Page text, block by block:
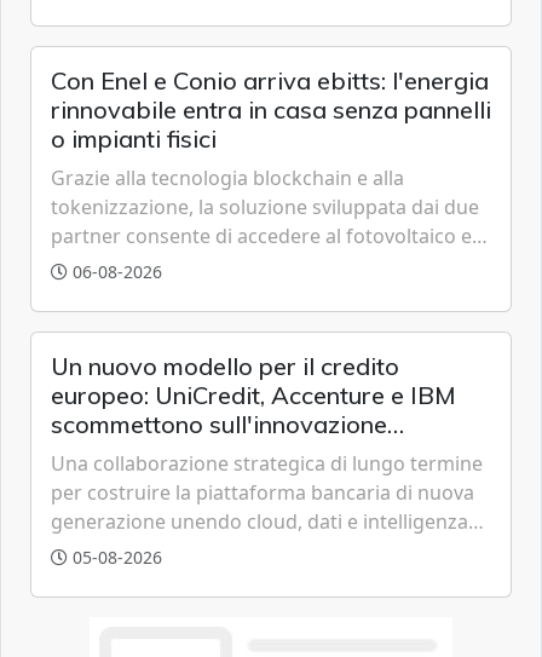
Con Enel e Conio arriva ebitts: l'energia
rinnovabile entra in casa senza pannelli
o impianti fisici
Grazie alla tecnologia blockchain e alla
tokenizzazione, la soluzione sviluppata dai due
partner consente di accedere al fotovoltaico e
all'eolico ottenendo risparmi diretti in bolletta,
06-08-2026
Un nuovo modello per il credito
europeo: UniCredit, Accenture e IBM
scommettono sull'innovazione
tecnologica
Una collaborazione strategica di lungo termine
per costruire la piattaforma bancaria di nuova
generazione unendo cloud, dati e intelligenza
artificiale.
05-08-2026